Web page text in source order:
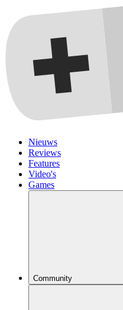
Nieuws
Reviews
Features
Video's
Games
Community